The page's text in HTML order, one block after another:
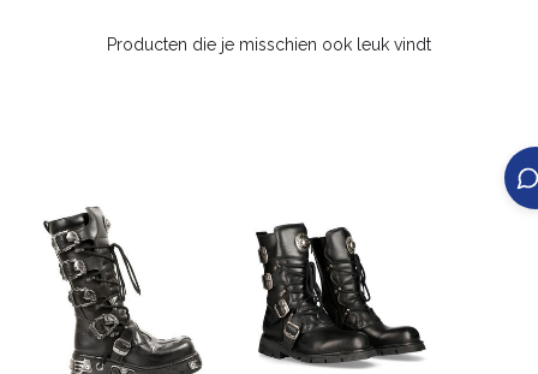
Producten die je misschien ook leuk vindt